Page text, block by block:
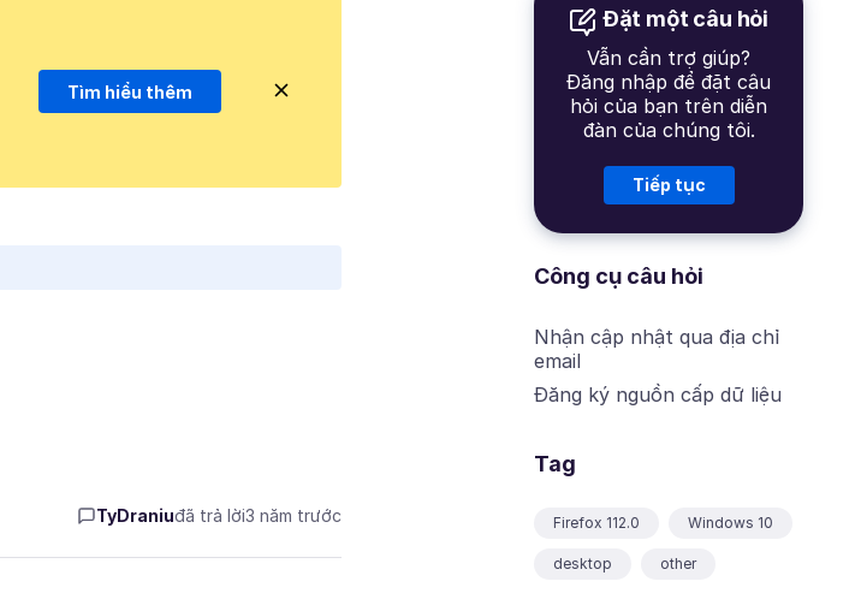
Đặt một câu hỏi
Vẫn cần trợ giúp?
Đăng nhập để đặt câu
hỏi của bạn trên diễn
đàn của chúng tôi.
Tiếp tục
Công cụ câu hỏi
Nhận cập nhật qua địa chỉ
email
Đăng ký nguồn cấp dữ liệu
Tag
Firefox 112.0 Windows 10
desktop other
Tìm hiểu thêm
TyDraniuđã trả lời3 năm trước